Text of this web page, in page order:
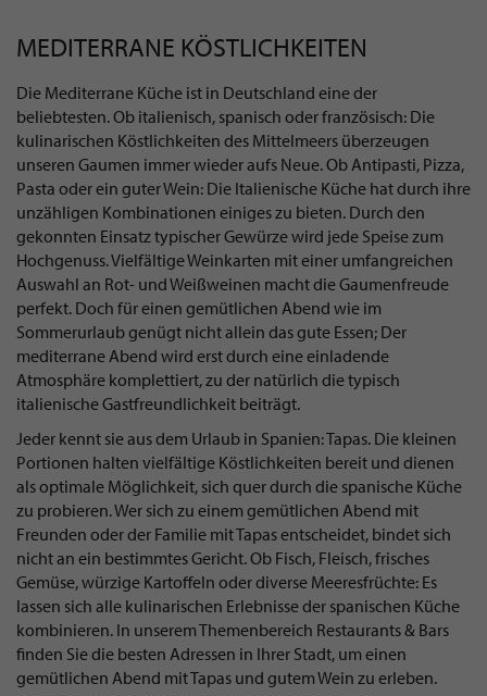
MEDITERRANE KÖSTLICHKEITEN
Die Mediterrane Küche ist in Deutschland eine der
beliebtesten. Ob italienisch, spanisch oder französisch: Die
kulinarischen Köstlichkeiten des Mittelmeers überzeugen
unseren Gaumen immer wieder aufs Neue. Ob Antipasti, Pizza,
Pasta oder ein guter Wein: Die Italienische Küche hat durch ihre
unzähligen Kombinationen einiges zu bieten. Durch den
gekonnten Einsatz typischer Gewürze wird jede Speise zum
Hochgenuss. Vielfältige Weinkarten mit einer umfangreichen
Auswahl an Rot- und Weißweinen macht die Gaumenfreude
perfekt. Doch für einen gemütlichen Abend wie im
Sommerurlaub genügt nicht allein das gute Essen; Der
mediterrane Abend wird erst durch eine einladende
Atmosphäre komplettiert, zu der natürlich die typisch
italienische Gastfreundlichkeit beiträgt.
Jeder kennt sie aus dem Urlaub in Spanien: Tapas. Die kleinen
Portionen halten vielfältige Köstlichkeiten bereit und dienen
als optimale Möglichkeit, sich quer durch die spanische Küche
zu probieren. Wer sich zu einem gemütlichen Abend mit
Freunden oder der Familie mit Tapas entscheidet, bindet sich
nicht an ein bestimmtes Gericht. Ob Fisch, Fleisch, frisches
Gemüse, würzige Kartoffeln oder diverse Meeresfrüchte: Es
lassen sich alle kulinarischen Erlebnisse der spanischen Küche
kombinieren. In unserem Themenbereich Restaurants & Bars
finden Sie die besten Adressen in Ihrer Stadt, um einen
gemütlichen Abend mit Tapas und gutem Wein zu erleben.